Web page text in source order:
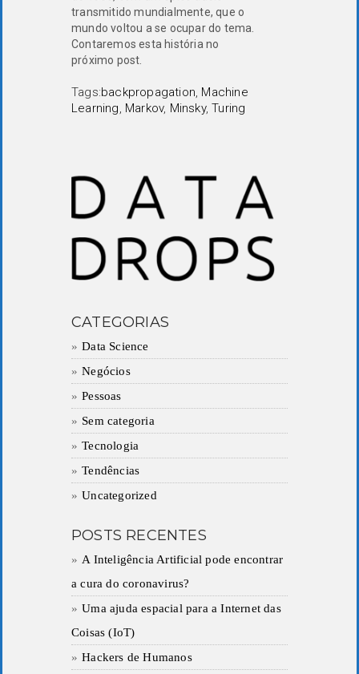
transmitido mundialmente, que o
mundo voltou a se ocupar do tema.
Contaremos esta história no
próximo post.
Tags:backpropagation, Machine
Learning, Markov, Minsky,Turing
CATEGORIAS
Data Science
Negócios
Pessoas
Sem categoria
Tecnologia
Tendências
Uncategorized
POSTS RECENTES
A Inteligência Artificial pode encontrar
a cura do coronavirus?
Uma ajuda espacial para a Internet das
Coisas (IoT)
Hackers de Humanos